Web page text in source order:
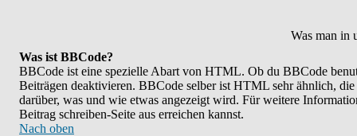
Was man in
Was ist BBCode?
BBCode ist eine spezielle Abart von HTML. Ob du BBCode
Beiträgen deaktivieren. BBCode selber ist HTML sehr ähnlich,
darüber, was und wie etwas angezeigt wird. Für weitere
Beitrag schreiben-Seite aus erreichen kannst.
Nach oben